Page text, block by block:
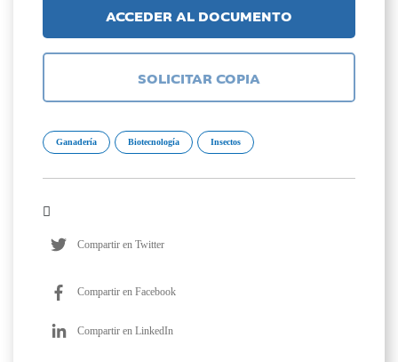
ACCEDER AL DOCUMENTO
SOLICITAR COPIA
Ganadería Biotecnología Insectos
Compartir en Twitter
Compartir en Facebook
Compartir en LinkedIn